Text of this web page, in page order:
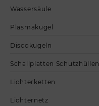
Wassersäule
Plasmakugel
Discokugeln
Schallplatten Schutzhüllen
Lichterketten
Lichternetz